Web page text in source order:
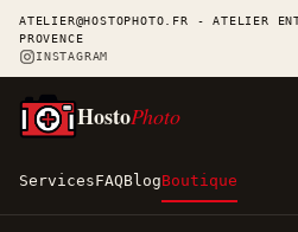
ATELIER@HOSTOPHOTO.FR - ATELIER
PROVENCE
INSTAGRAM
ServicesFAQBlogBoutique
HostoPhoto